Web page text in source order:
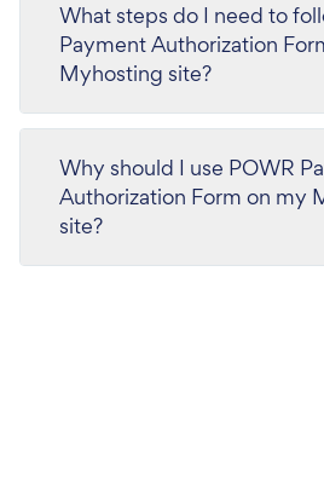
What steps do I need to
Payment Authorization
Myhosting site?
Why should I use POWR
Authorization Form on my
site?